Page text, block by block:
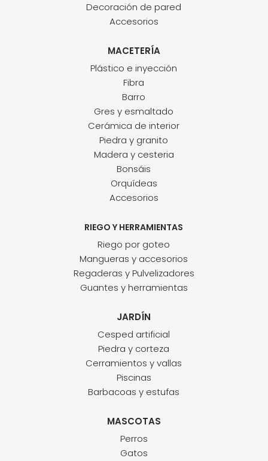
Decoración de pared
Accesorios
MACETERÍA
Plástico e inyección
Fibra
Barro
Gres y esmaltado
Cerámica de interior
Piedra y granito
Madera y cesteria
Bonsáis
Orquídeas
Accesorios
RIEGO Y HERRAMIENTAS
Riego por goteo
Mangueras y accesorios
Regaderas y Pulvelizadores
Guantes y herramientas
JARDÍN
Cesped artificial
Piedra y corteza
Cerramientos y vallas
Piscinas
Barbacoas y estufas
MASCOTAS
Perros
Gatos